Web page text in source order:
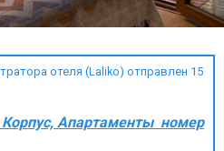
отеля (Laliko) отправлен 15
Апартаменты номер
INFO